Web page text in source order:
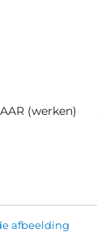
(werken)
afbeelding